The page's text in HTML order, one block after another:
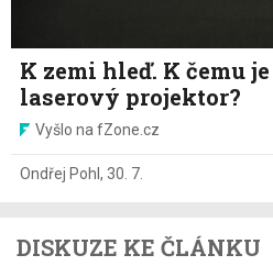
K zemi hleď. K čemu
laserový projektor?
Vyšlo na fZone.cz
Ondřej Pohl , 30. 7.
DISKUZE KE ČLÁNKU